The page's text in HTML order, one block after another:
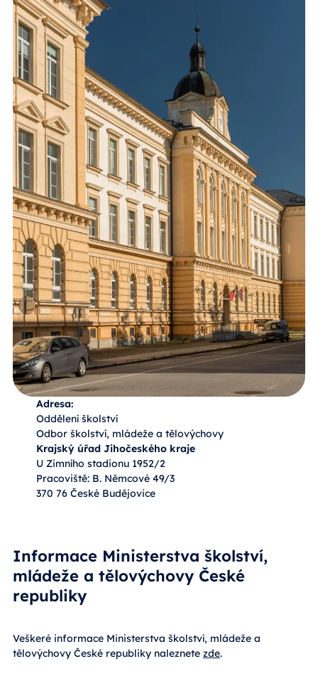
Adresa:
Oddělení školství
Odbor školství, mládeže a tělovýchovy
Krajský úřad Jihočeského kraje
U Zimního stadionu 1952/2
Pracoviště: B. Němcové 49/3
370 76 České Budějovice
Informace Ministerstva školství,
mládeže a tělovýchovy České
republiky
Veškeré informace Ministerstva školství, mládeže a
tělovýchovy České republiky naleznete zde.